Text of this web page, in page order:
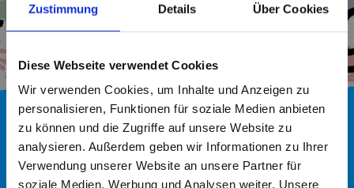
Zustimmung Details Über Cookies
Diese Webseite verwendet Cookies
Wir verwenden Cookies, um Inhalte und Anzeigen zu
personalisieren, Funktionen für soziale Medien anbieten
zu können und die Zugriffe auf unsere Website zu
analysieren. Außerdem geben wir Informationen zu Ihrer
Verwendung unserer Website an unsere Partner für
soziale Medien, Werbung und Analysen weiter. Unsere
©
Seit dem Schuljahr 2017/18 nimmt unsere Schule
am bundesweiten Projekt „LemaS“ – Leistung
macht Schule – teil, an dem ca. 300 aller